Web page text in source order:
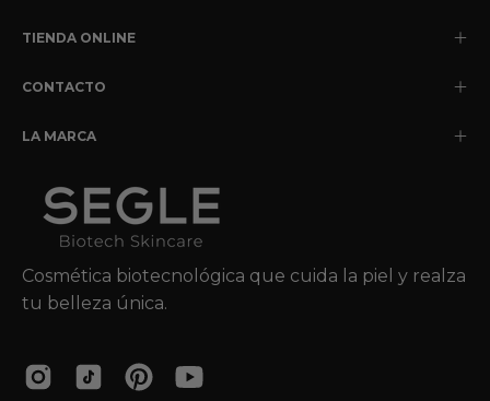
TIENDA ONLINE
CONTACTO
LA MARCA
Cosmética biotecnológica que cuida la piel y realza
tu belleza única.